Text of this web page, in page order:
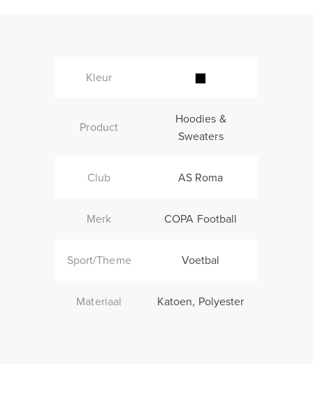
Kleur
Product
Hoodies &
Sweaters
Club AS Roma
Merk COPA Football
Sport/Theme Voetbal
Materiaal Katoen, Polyester